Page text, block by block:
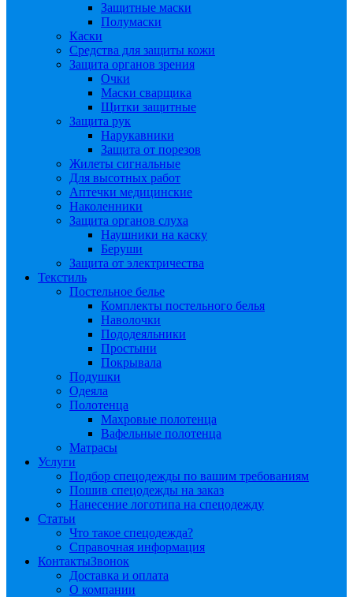
Защитные маски
Полумаски
Каски
Средства для защиты кожи
Защита органов зрения
Очки
Маски сварщика
Щитки защитные
Защита рук
Нарукавники
Защита от порезов
Жилеты сигнальные
Для высотных работ
Аптечки медицинские
Наколенники
Защита органов слуха
Наушники на каску
Беруши
Защита от электричества
Текстиль
Постельное белье
Комплекты постельного белья
Наволочки
Пододеяльники
Простыни
Покрывала
Подушки
Одеяла
Полотенца
Махровые полотенца
Вафельные полотенца
Матрасы
Услуги
Подбор спецодежды по вашим требованиям
Пошив спецодежды на заказ
Нанесение логотипа на спецодежду
Статьи
Что такое спецодежда?
Справочная информация
КонтактыЗвонок
Доставка и оплата
О компании